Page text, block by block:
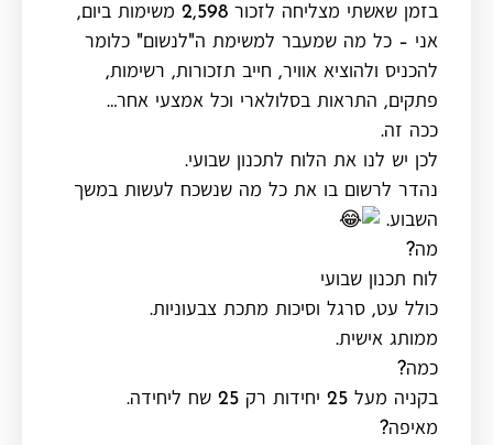
בזמן שאשתי מצליחה לזכור 2,598 משימות ביום,
אני – כל מה שמעבר למשימת ה"לנשום" כלומר
להכניס ולהוציא אוויר, חייב תזכורות, רשימות,
פתקים, התראות בסלולארי וכל אמצעי אחר…
ככה זה.
לכן יש לנו את הלוח לתכנון שבועי.
נהדר לרשום בו את כל מה שנשכח לעשות במשך
השבוע.
מה?
לוח תכנון שבועי
כולל עט, סרגל וסיכות מתכת צבעוניות.
ממותג אישית.
כמה?
בקניה מעל 25 יחידות רק 25 שח ליחידה.
מאיפה?